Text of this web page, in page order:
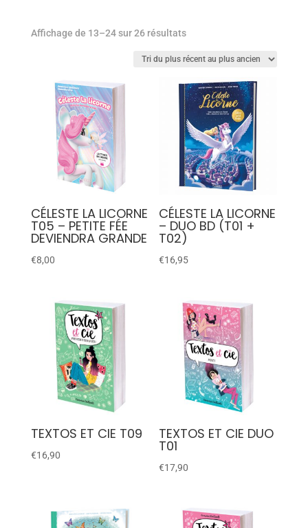
Affichage de 13–24 sur 26 résultats
CÉLESTE LA LICORNE
T05 – PETITE FÉE
DEVIENDRA GRANDE
€8,00
CÉLESTE LA LICORNE
– DUO BD (T01 +
T02)
€16,95
TEXTOS ET CIE T09
€16,90
TEXTOS ET CIE DUO
T01
€17,90